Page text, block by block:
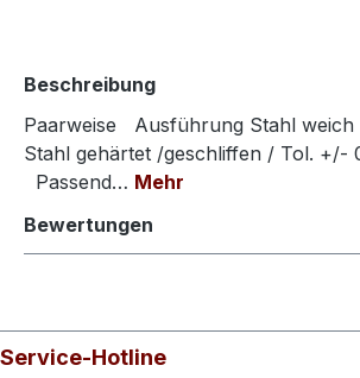
Beschreibung
Paarweise Ausführung Stahl
Stahl gehärtet /geschliffen / Tol. +/-
Passend… Mehr
Bewertungen
Service-Hotline